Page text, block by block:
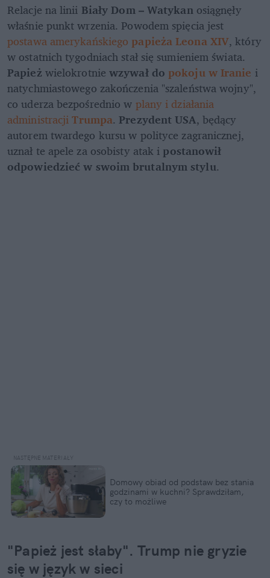
Relacje na linii Biały Dom – Watykan osiągnęły
właśnie punkt wrzenia. Powodem spięcia jest
postawa amerykańskiego papieża Leona XIV, który
Papież wielokrotnie wzywał do pokoju w Iranie i
natychmiastowego zakończenia "szaleństwa wojny",
co uderza bezpośrednio w plany i działania
administracji Trumpa. Prezydent USA, będący
autorem twardego kursu w polityce zagranicznej,
uznał te apele za osobisty atak i postanowił
odpowiedzieć w swoim brutalnym stylu.
Domowy obiad od podstaw bez stania
godzinami w kuchni? Sprawdziłam,
czy to możliwe
"Papież jest słaby". Trump nie gryzie
się w język w sieci